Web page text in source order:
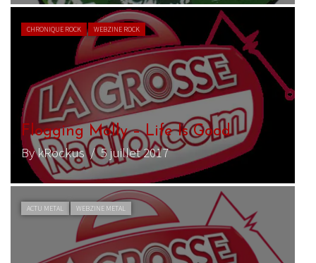
CHRONIQUE ROCK WEBZINE ROCK
Flogging Molly – Life Is Good
By kRockus/ 5 juillet 2017
ACTU METAL WEBZINE METAL